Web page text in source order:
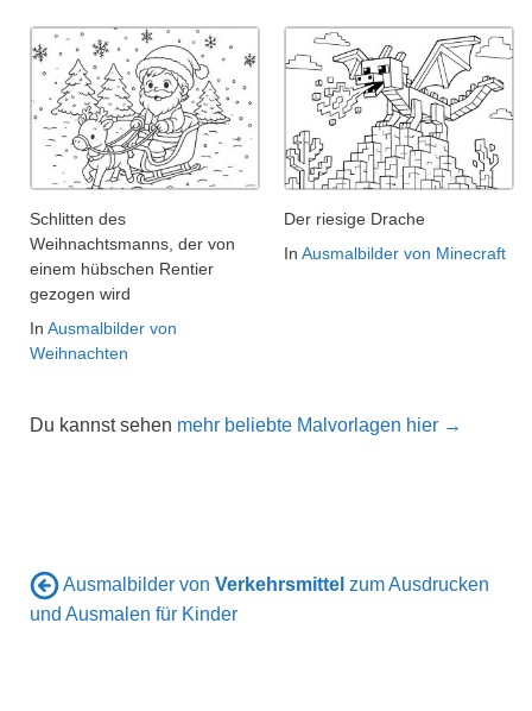
Schlitten des
Weihnachtsmanns, der von
einem hübschen Rentier
gezogen wird
In Ausmalbilder von
Weihnachten
Der riesige Drache
In Ausmalbilder von Minecraft
Du kannst sehen mehr beliebte Malvorlagen hier →
Ausmalbilder von Verkehrsmittel zum Ausdrucken
und Ausmalen für Kinder